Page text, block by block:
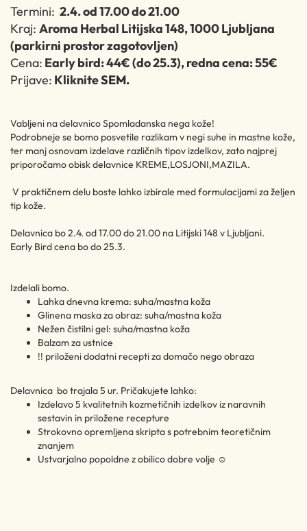
Termini: 2.4. od 17.00 do 21.00
Kraj: Aroma Herbal Litijska 148, 1000 Ljubljana
(parkirni prostor zagotovljen)
Cena: Early bird: 44€ (do 25.3), redna cena: 55€
Prijave: KlikniteSEM.
Vabljeni na delavnico Spomladanska nega kože!
Podrobneje se bomo posvetile razlikam v negi suhe in mastne kože,
ter manj osnovam izdelave različnih tipov izdelkov, zato najprej
priporočamo obisk delavnice KREME,LOSJONI,MAZILA.
V praktičnem delu boste lahko izbirale med formulacijami za željen
tip kože.
Delavnica bo 2.4. od 17.00 do 21.00 na Litijski 148 v Ljubljani.
Early Bird cena bo do 25.3.
Izdelali bomo.
Lahka dnevna krema: suha/mastna koža
Glinena maska za obraz: suha/mastna koža
Nežen čistilni gel: suha/mastna koža
Balzam za ustnice
!! priloženi dodatni recepti za domačo nego obraza
Delavnica bo trajala 5 ur. Pričakujete lahko:
Izdelavo 5 kvalitetnih kozmetičnih izdelkov iz naravnih
sestavin in priložene recepture
Strokovno opremljena skripta s potrebnim teoretičnim
znanjem
Ustvarjalno popoldne z obilico dobre volje ☺